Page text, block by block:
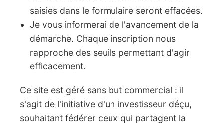
saisies dans le formulaire seront effacées.
Je vous informerai de l'avancement de la
démarche. Chaque inscription nous
rapproche des seuils permettant d'agir
efficacement.
Ce site est géré sans but commercial : il
s'agit de l'initiative d'un investisseur déçu,
souhaitant fédérer ceux qui partagent la